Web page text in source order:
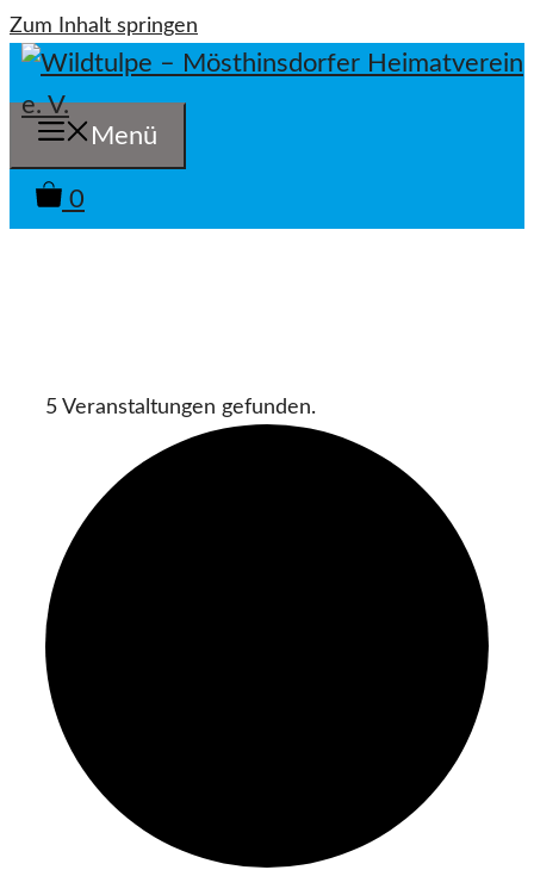
Zum Inhalt springen
Menü
0
5 Veranstaltungen gefunden.